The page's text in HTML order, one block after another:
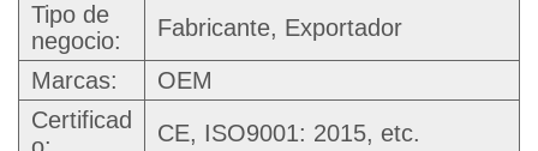
Tipo de
negocio:
Fabricante, Exportador
Marcas:
OEM
Certificad
CE, ISO9001: 2015, etc.